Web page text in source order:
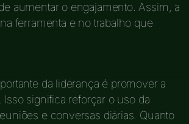
aumentar o engajamento. Assim, a
ferramenta e no trabalho que
da liderança é promover a
. Isso significa reforçar o uso da
e conversas diárias. Quanto